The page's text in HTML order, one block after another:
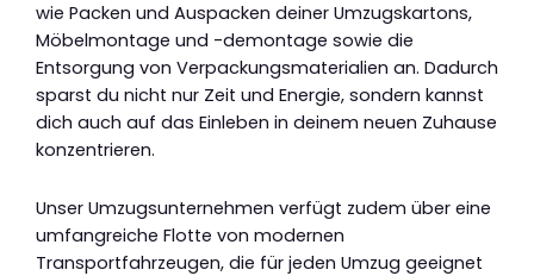
wie Packen und Auspacken deiner Umzugskartons,
Möbelmontage und -demontage sowie die
Entsorgung von Verpackungsmaterialien an. Dadurch
sparst du nicht nur Zeit und Energie, sondern kannst
dich auch auf das Einleben in deinem neuen Zuhause
konzentrieren.
Unser Umzugsunternehmen verfügt zudem über eine
umfangreiche Flotte von modernen
Transportfahrzeugen, die für jeden Umzug geeignet